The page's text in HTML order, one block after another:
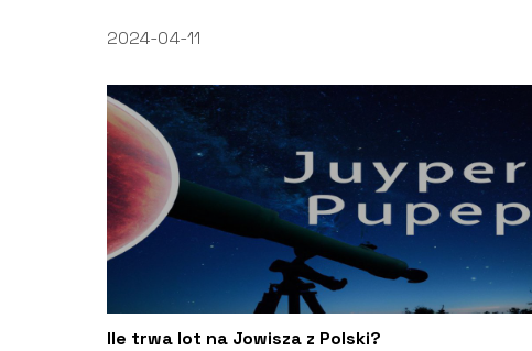
2024-04-11
Ile trwa lot na Jowisza z Polski?